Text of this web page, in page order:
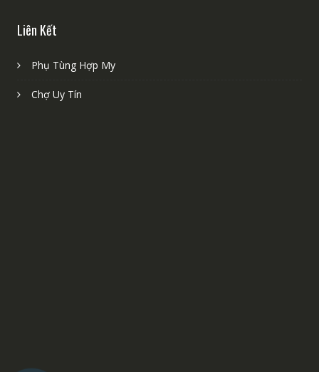
Liên Kết
Phụ Tùng Hợp My
Chợ Uy Tín